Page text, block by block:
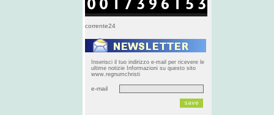
corrente24
Inserisci il tuo indirizzo e-mail per ricevere le
ultime notizie Informazioni su questo sito
www.regnumchristi
e-mail